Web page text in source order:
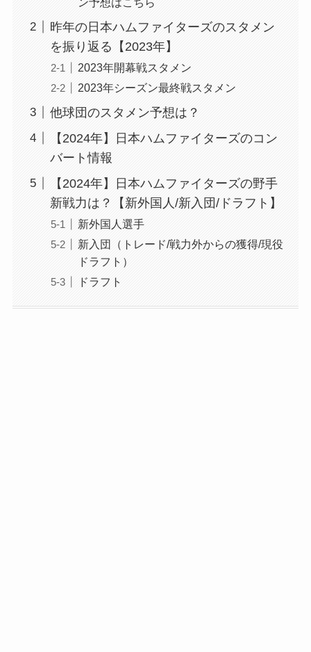
昨年の日本ハムファイターズのスタメン
を振り返る【2023年】
2023年開幕戦スタメン
2023年シーズン最終戦スタメン
他球団のスタメン予想は？
【2024年】日本ハムファイターズのコン
バート情報
【2024年】日本ハムファイターズの野手
新戦力は？【新外国人/新入団/ドラフト】
新外国人選手
新入団（トレード/戦力外からの獲得/現役
ドラフト）
ドラフト